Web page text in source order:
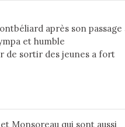
après son passage
et humble
de sortir des jeunes a fort
Monsoreau qui sont aussi